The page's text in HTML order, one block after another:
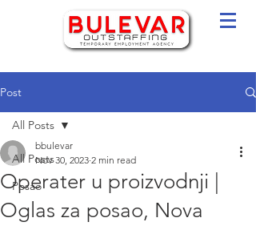
Post
All Posts
Posao
All Posts
Operater u proizvodnji |
Oglas za posao, Nova
bbulevar
Nov 30, 2023 2 min read